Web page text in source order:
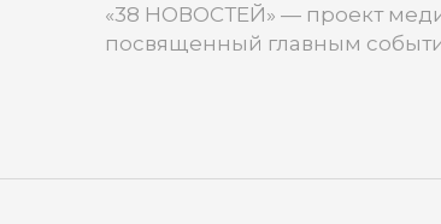
«38 НОВОСТЕЙ» — проект
посвященный главным